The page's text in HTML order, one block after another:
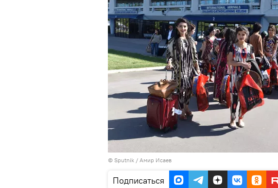
© Sputnik / Амир Исаев
Подписаться